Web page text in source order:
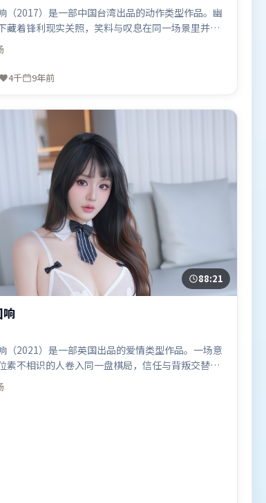
（2017）是一部中国台湾出品的动作类型作品。幽
藏着锋利现实关照，笑料与叹息在同一场景里并
风格统一而富有实验感，配乐与画面情绪贴合。由
，胡歌、刘德华、咏梅，汤唯、李政宰等联袂出
于2017年3月10日（中国台湾）在部分地区首映上
4千 9年前
88:21
响
（2021）是一部英国出品的爱情类型作品。一场意
素不相识的人卷入同一盘棋局，信任与背叛交替上
关系网复杂却不凌乱，每场对手戏都推动信息增
凯歌执导，周迅、李政宰、王景春，廖凡等联袂出